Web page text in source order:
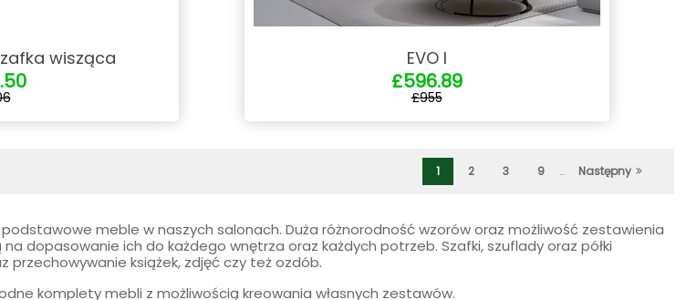
wisząca EVO I
£596.89
£955
1 2 3 …
9 Następny
meble w naszych salonach. Duża różnorodność wzorów oraz możliwość zestawienia
dopasowanie ich do każdego wnętrza oraz każdych potrzeb. Szafki, szuflady oraz półki
przechowywanie książek, zdjęć czy też ozdób.
komplety mebli z możliwością kreowania własnych zestawów.